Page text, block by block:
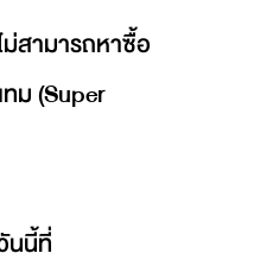
สามารถหาซื้อ
ม (Super
นนี้ที่